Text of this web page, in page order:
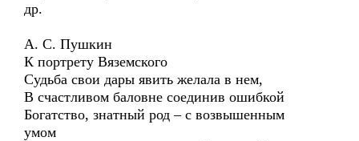
др.
А. С. Пушкин
К портрету Вяземского
Судьба свои дары явить желала в нем,
В счастливом баловне соединив ошибкой
Богатство, знатный род – с возвышенным
умом